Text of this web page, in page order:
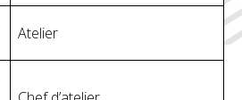
Atelier